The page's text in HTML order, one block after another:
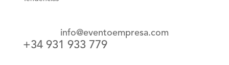
info@eventoempresa.com
+34 931 933 779